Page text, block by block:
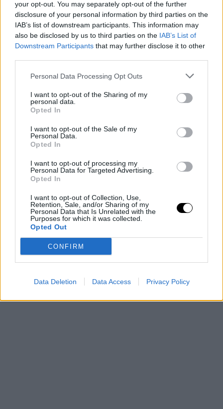
your opt-out. You may separately opt-out of the further
disclosure of your personal information by third parties on the
IAB’s list of downstream participants. This information may
also be disclosed by us to third parties on the IAB’s List of
Downstream Participants that may further disclose it to other
Personal Data Processing Opt Outs
I want to opt-out of the Sharing of my
personal data.
Opted In
I want to opt-out of the Sale of my
Personal Data.
Opted In
I want to opt-out of processing my
Personal Data for Targeted Advertising.
Opted In
I want to opt-out of Collection, Use,
Retention, Sale, and/or Sharing of my
Personal Data that Is Unrelated with the
Purposes for which it was collected.
Opted Out
CONFIRM
Data Deletion Data Access Privacy Policy
Η Κέιτ χαιρέτησε το κοινό και φωτογραφήθηκε με θαυμαστές
πριν πάρει τη θέση της στις εξέδρες.
Στη συνέχεια πήρε τη θέση της στις εξέδρες για να
παρακολουθήσει τον αγώνα του Βρετανού Άρθουρ Φέρι
τουρνουά, έχοντας δίπλα της την πρόεδρο του All England
Lawn Tennis Club, Ντέμπορα Τζέβανς, και τον θρύλο του
βρετανικού τένις, Τιμ Χένμαν.